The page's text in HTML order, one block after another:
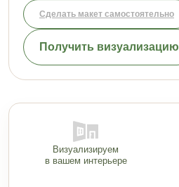
Сделать макет самостоятельно
Получить визуализацию
Визуализируем
в вашем интерьере